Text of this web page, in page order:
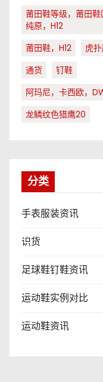
莆田鞋等级，莆田鞋
纯原，H12
莆田鞋，H12
虎
通货
钉鞋
阿玛尼，卡西欧，
龙鳞纹色猎鹰20
分类
手表服装资讯
识货
足球鞋钉鞋资讯
运动鞋实例对比
运动鞋资讯